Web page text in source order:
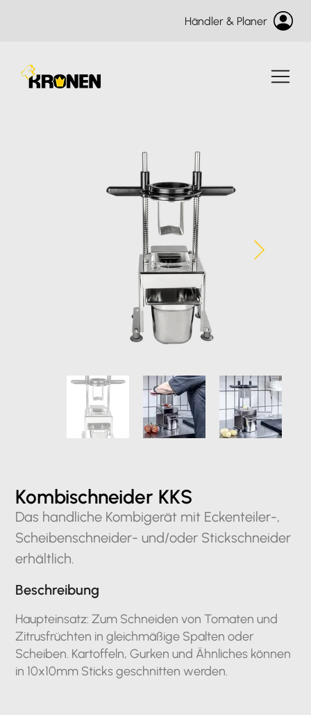
Händler & Planer
Kombischneider KKS
Das handliche Kombigerät mit Eckenteiler-,
Scheibenschneider- und/oder Stickschneider
erhältlich.
Beschreibung
Haupteinsatz: Zum Schneiden von Tomaten und
Zitrusfrüchten in gleichmäßige Spalten oder
Scheiben. Kartoffeln, Gurken und Ähnliches können
in 10x10mm Sticks geschnitten werden.